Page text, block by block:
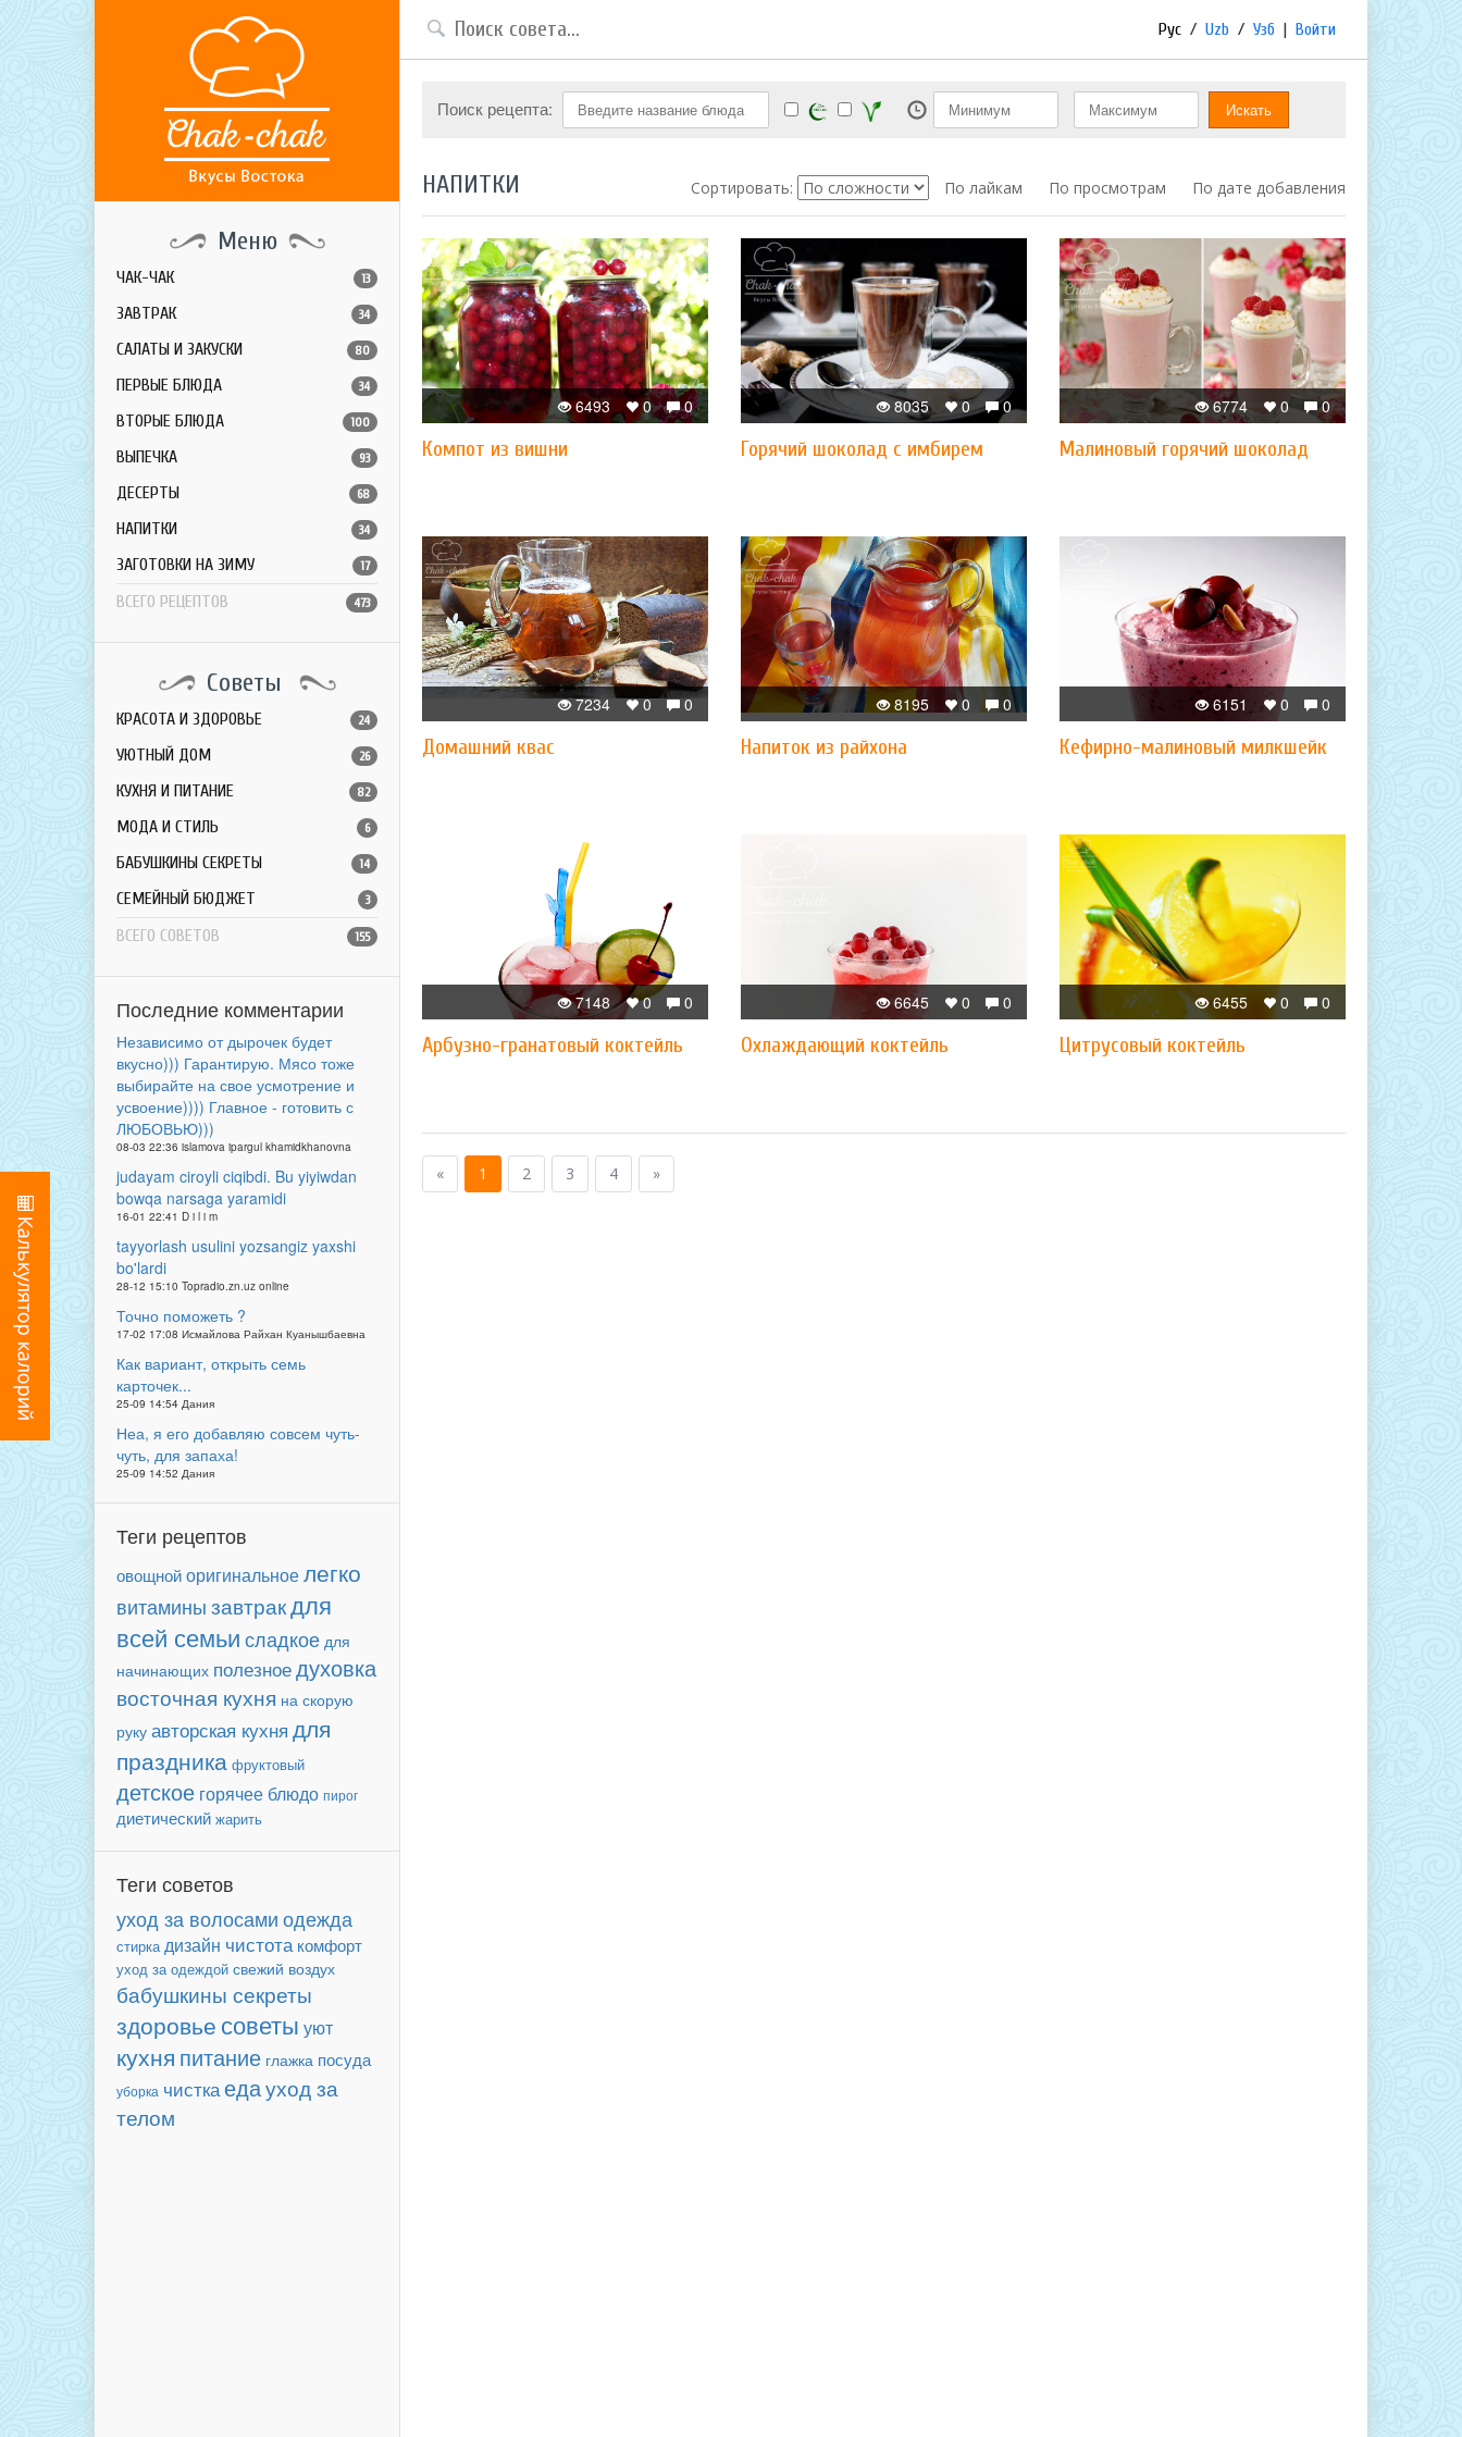
Меню
ЧАК-ЧАК 13
ЗАВТРАК 34
САЛАТЫ И ЗАКУСКИ 80
ПЕРВЫЕ БЛЮДА 34
ВТОРЫЕ БЛЮДА 100
ВЫПЕЧКА 93
ДЕСЕРТЫ 68
НАПИТКИ 34
ЗАГОТОВКИ НА ЗИМУ 17
ВСЕГО РЕЦЕПТОВ 473
Советы
КРАСОТА И ЗДОРОВЬЕ 24
УЮТНЫЙ ДОМ 26
КУХНЯ И ПИТАНИЕ 82
МОДА И СТИЛЬ 6
БАБУШКИНЫ СЕКРЕТЫ 14
СЕМЕЙНЫЙ БЮДЖЕТ 3
ВСЕГО СОВЕТОВ 155
Последние комментарии
Независимо от дырочек будет
вкусно))) Гарантирую. Мясо тоже
выбирайте на свое усмотрение и
усвоение)))) Главное - готовить с
ЛЮБОВЬЮ)))
08-03 22:36 islamova ipargul khamidkhanovna
judayam ciroyli ciqibdi. Bu yiyiwdan
bowqa narsaga yaramidi
16-01 22:41 D i l i m
tayyorlash usulini yozsangiz yaxshi
bo'lardi
28-12 15:10 Topradio.zn.uz online
Точно поможеть ?
17-02 17:08 Исмайлова Райхан Куанышбаевна
Как вариант, открыть семь
карточек...
25-09 14:54 Дания
Неа, я его добавляю совсем чуть-
чуть, для запаха!
25-09 14:52 Дания
Теги рецептов
овощнойоригинальноелегко
витамины завтракдля
всей семьисладкое для
начинающих полезноедуховка
восточная кухня на скорую
руку авторская кухня для
праздника фруктовый
детское горячее блюдо пирог
диетический жарить
Теги советов
уход за волосами одежда
стирка дизайн чистота комфорт
уход за одеждой свежий воздух
бабушкины секреты
здоровье советы уют
кухня питание глажка посуда
уборка чисткаедауход за
телом
Рус / Uzb / Узб | Войти
Поиск рецепта:
НАПИТКИ Сортировать: По лайкам По просмотрам По дате добавления
0
0
6493
Компот из вишни
0
0
8035
Горячий шоколад с имбирем
0
0
6774
​Малиновый горячий шоколад
0
0
7234
Домашний квас
0
0
8195
Напиток из райхона
0
0
6151
Кефирно-малиновый милкшейк
0
0
7148
Арбузно-гранатовый коктейль
0
0
6645
Охлаждающий коктейль
0
0
6455
Цитрусовый коктейль
« 1 2 3 4 »